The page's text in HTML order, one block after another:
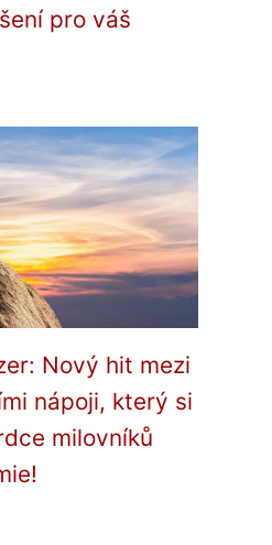
pro váš
Nový hit mezi
nápoji, který si
milovníků